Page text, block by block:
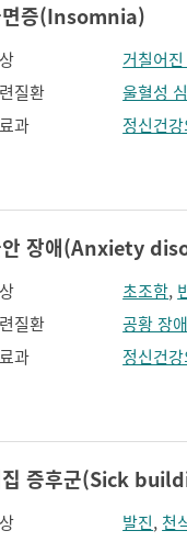
증(Insomnia)
거칠어
질환
울혈성
과
정신건
장애(Anxiety
초조함,
질환
공황 장
과
정신건
증후군(Sick
발진, 천